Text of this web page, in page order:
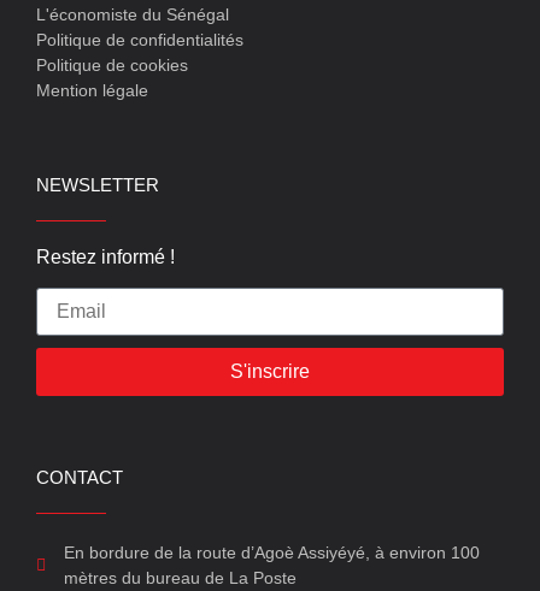
L'économiste du Sénégal
Politique de confidentialités
Politique de cookies
Mention légale
NEWSLETTER
Restez informé !
S'inscrire
CONTACT
En bordure de la route d’Agoè Assiyéyé, à environ 100
mètres du bureau de La Poste